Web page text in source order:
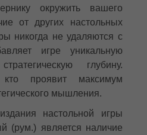
окружить вашего
от других настольных
никогда не удаляются с
игре уникальную
глубину.
проявит максимум
мышления.
настольной игры
(рум.) является наличие